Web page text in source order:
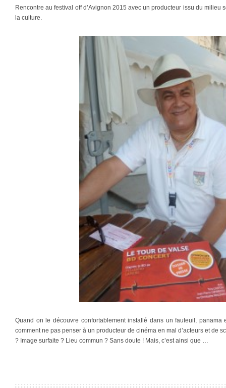
Rencontre au festival off d’Avignon 2015 avec un producteur issu du milieu
la culture.
Quand on le découvre confortablement installé dans un fauteuil,
comment ne pas penser à un producteur de cinéma en mal d’acteurs et de
? Image surfaite ? Lieu commun ? Sans doute ! Mais, c’est ainsi que …